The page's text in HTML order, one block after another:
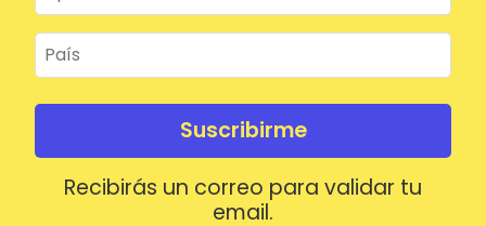
Suscribirme
Recibirás un correo para validar tu
email.
Mantenerme conectado
Acceder